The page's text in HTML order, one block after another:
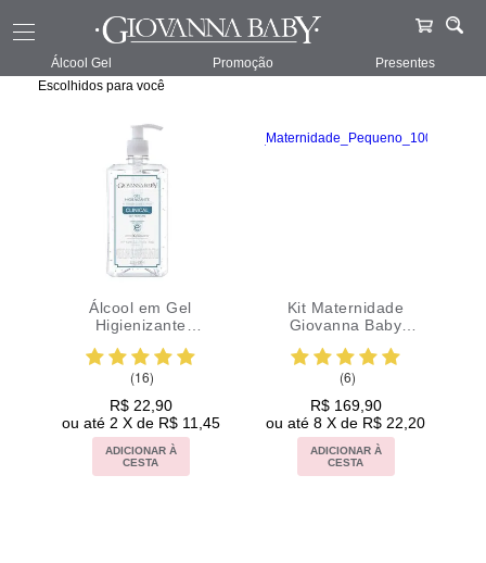
Álcool Gel Promoção Presentes
Giovanna Baby
Ops, não encontramos nada em sua busca
Escolhidos para você
Álcool em Gel
Higienizante
Clinical 500ml 70º GL
| 70° INPM
(16)
R$ 22,90
ou até 2 X de R$ 11,45
ADICIONAR À
CESTA
Kit Maternidade
Giovanna Baby
(6)
R$ 169,90
ou até 8 X de R$ 22,20
ADICIONAR À
CESTA